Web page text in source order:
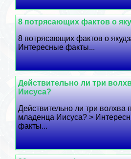
8 потрясающих фактов о
8 потрясающих фактов о
Интересные факты...
Действительно ли три
Иисуса?
Действительно ли три волхва
младенца Иисуса? >
факты...